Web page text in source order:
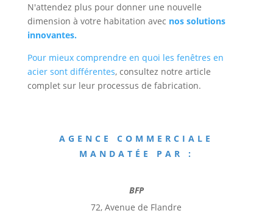
N'attendez plus pour donner une nouvelle
dimension à votre habitation avec nos solutions
innovantes.
Pour mieux comprendre en quoi les fenêtres en
acier sont différentes, consultez notre article
complet sur leur processus de fabrication.
AGENCE COMMERCIALE
MANDATÉE PAR :
BFP
72, Avenue de Flandre